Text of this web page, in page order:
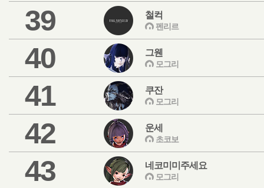
39 철컥
펜리르
40 그웬
모그리
41 쿠잔
모그리
42 운세
초코보
43 네코미미주세요
모그리